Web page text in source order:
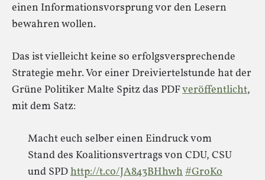
einen Informationsvorsprung vor den Lesern
bewahren wollen.
Das ist vielleicht keine so erfolgsversprechende
Strategie mehr. Vor einer Dreiviertelstunde hat der
Grüne Politiker Malte Spitz das PDFveröffentlicht,
mit dem Satz:
Macht euch selber einen Eindruck vom
Stand des Koalitionsvertrags von CDU, CSU
und SPDhttp://t.co/JA843BHhwh#GroKo